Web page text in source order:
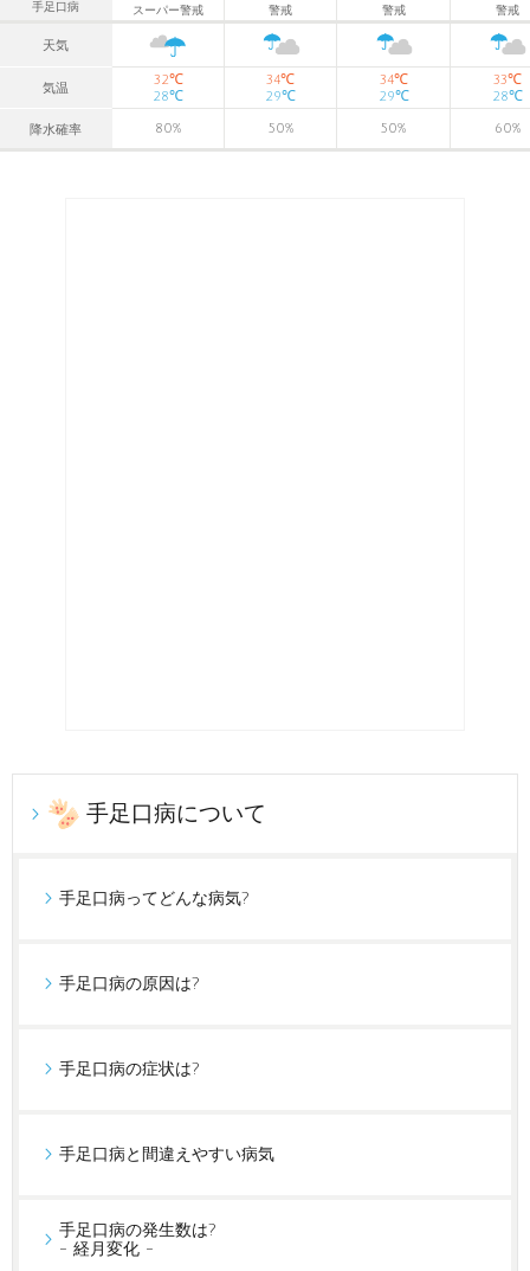
手足口病 スーパー警戒 警戒 警戒 警戒
天気
気温
32℃
28℃
34℃
29℃
34℃
29℃
33℃
28℃
降水確率 80% 50% 50% 60%
手足口病について
手足口病ってどんな病気?
手足口病の原因は?
手足口病の症状は?
手足口病と間違えやすい病気
手足口病の発生数は?
- 経月変化 -